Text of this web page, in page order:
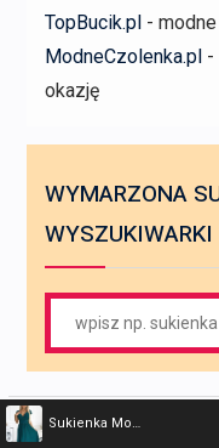
Sukienka Model Matilde 425-6 Green Brokat – Numoco
TopBucik.pl -
ModneCzolenka.pl -
okazję
WYMARZONA
WYSZUKIWARKI
for: